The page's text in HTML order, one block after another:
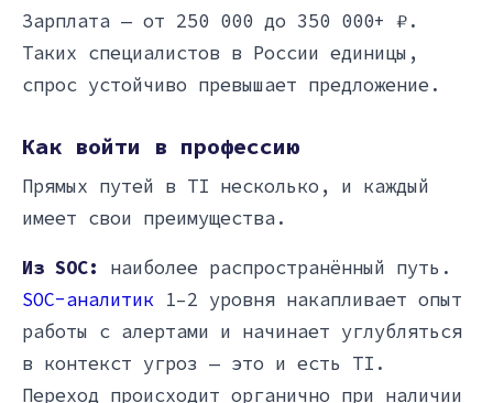
Зарплата — от 250 000 до 350 000+ ₽.
Таких специалистов в России единицы,
спрос устойчиво превышает предложение.
Как войти в профессию
Прямых путей в TI несколько, и каждый
имеет свои преимущества.
Из SOC:
наиболее распространённый путь.
SOC-аналитик 1–2 уровня накапливает опыт
работы с алертами и начинает углубляться
в контекст угроз — это и есть TI.
Переход происходит органично при наличии